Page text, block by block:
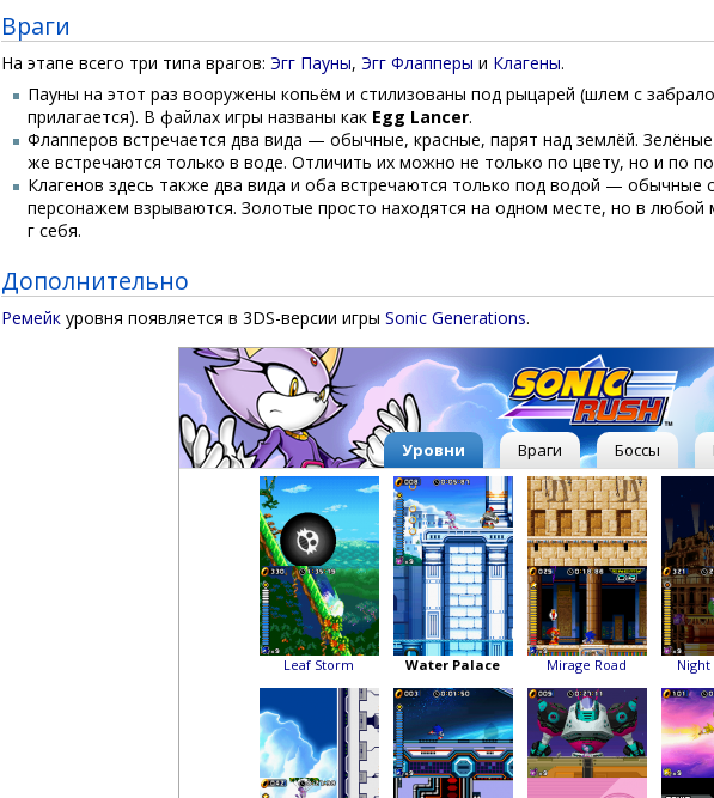
Враги
На этапе всего три типа врагов: Эгг Пауны, Эгг Флапперы и Клагены.
Пауны на этот раз вооружены копьём и стилизованы под рыцарей (шлем с
прилагается). В файлах игры названы как Egg Lancer.
Флапперов встречается два вида — обычные, красные, парят над землёй. Зелёные
же встречаются только в воде. Отличить их можно не только по цвету, но и по
Клагенов здесь также два вида и оба встречаются только под водой —
персонажем взрываются. Золотые просто находятся на одном месте, но в любой
г себя.
Дополнительно
Ремейк уровня появляется в 3DS-версии игры Sonic Generations.
Уровни Враги Боссы
Leaf Storm Water Palace Mirage Road Night